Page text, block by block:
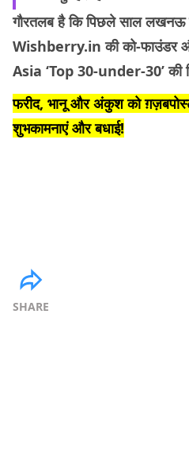
गौरतलब है कि पिछले साल लखनऊ
Wishberry.in की को-फाउंडर
Asia ‘Top 30-under-30’ की
फरीद, भानू और अंकुश को
शुभकामनाएं और बधाई!
SHARE